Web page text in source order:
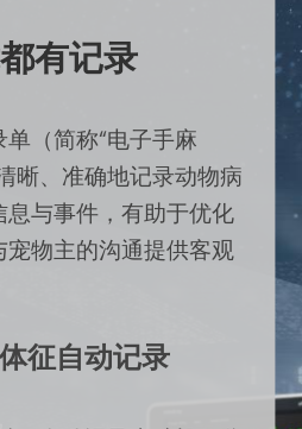
有记录
（简称“电子手麻
晰、准确地记录动物病
息与事件，有助于优化
宠物主的沟通提供客观
征自动记录